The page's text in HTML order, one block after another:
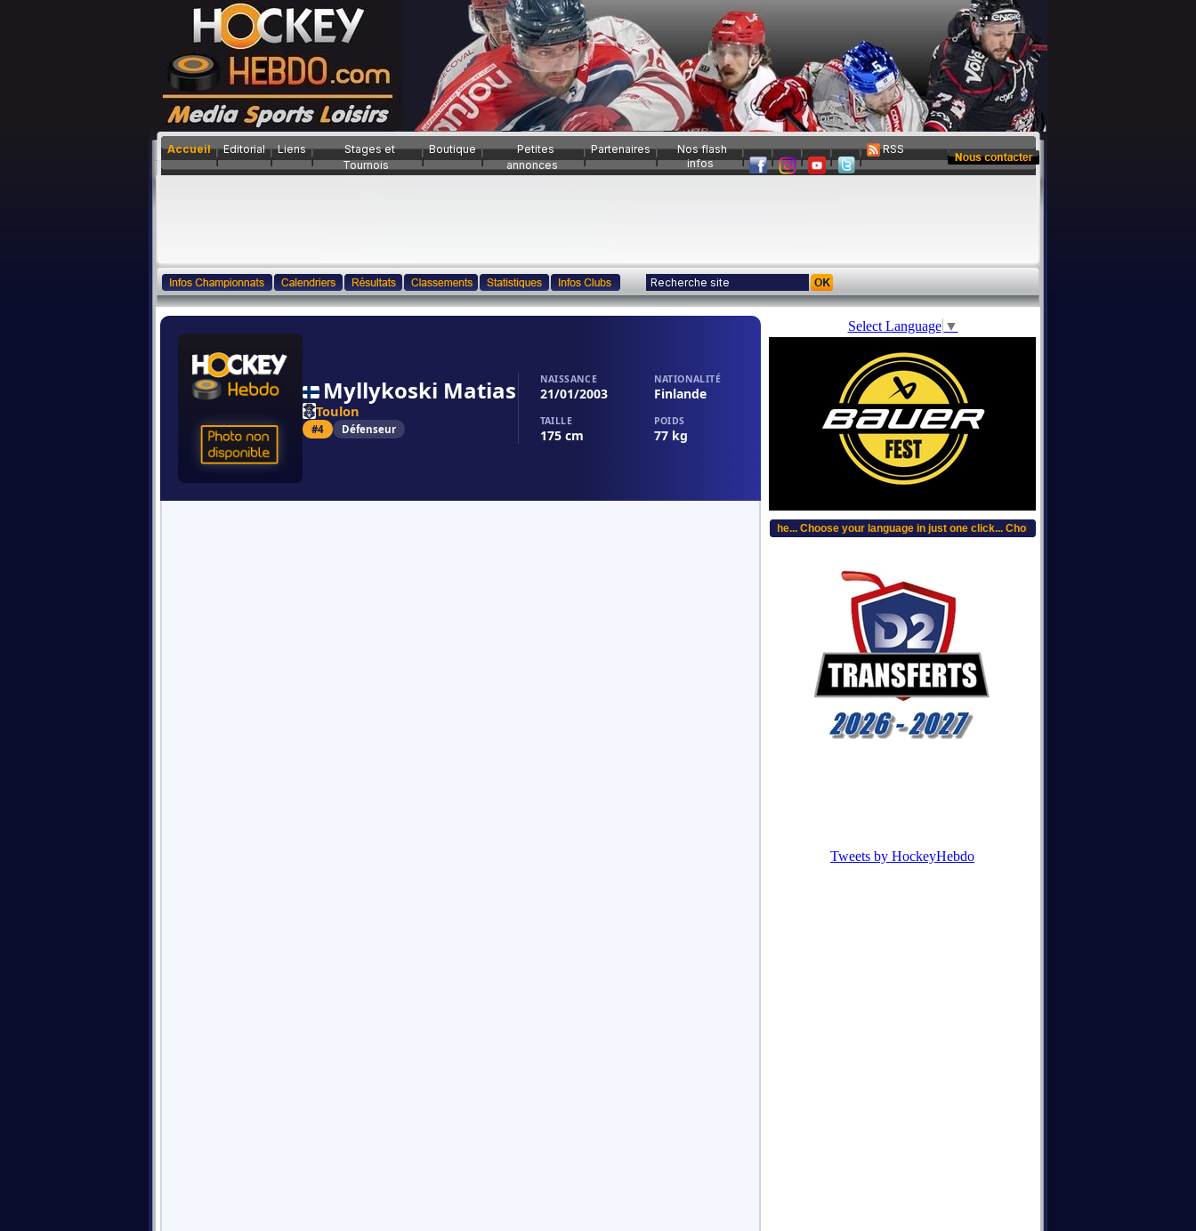
Accueil Editorial Liens
Stages et
Tournois
Boutique
Petites
annonces
Partenaires
Nos flash
infos
RSS
Myllykoski Matias
Toulon
#4 Défenseur
NAISSANCE
21/01/2003
NATIONALITÉ
Finlande
TAILLE
175 cm
POIDS
77 kg
Select Language ▼
...Bitte w�hlen Sie Ihre Sprache... Choose your language in just one click... Choisissez votre langue, clic plus
Tweets by HockeyHebdo